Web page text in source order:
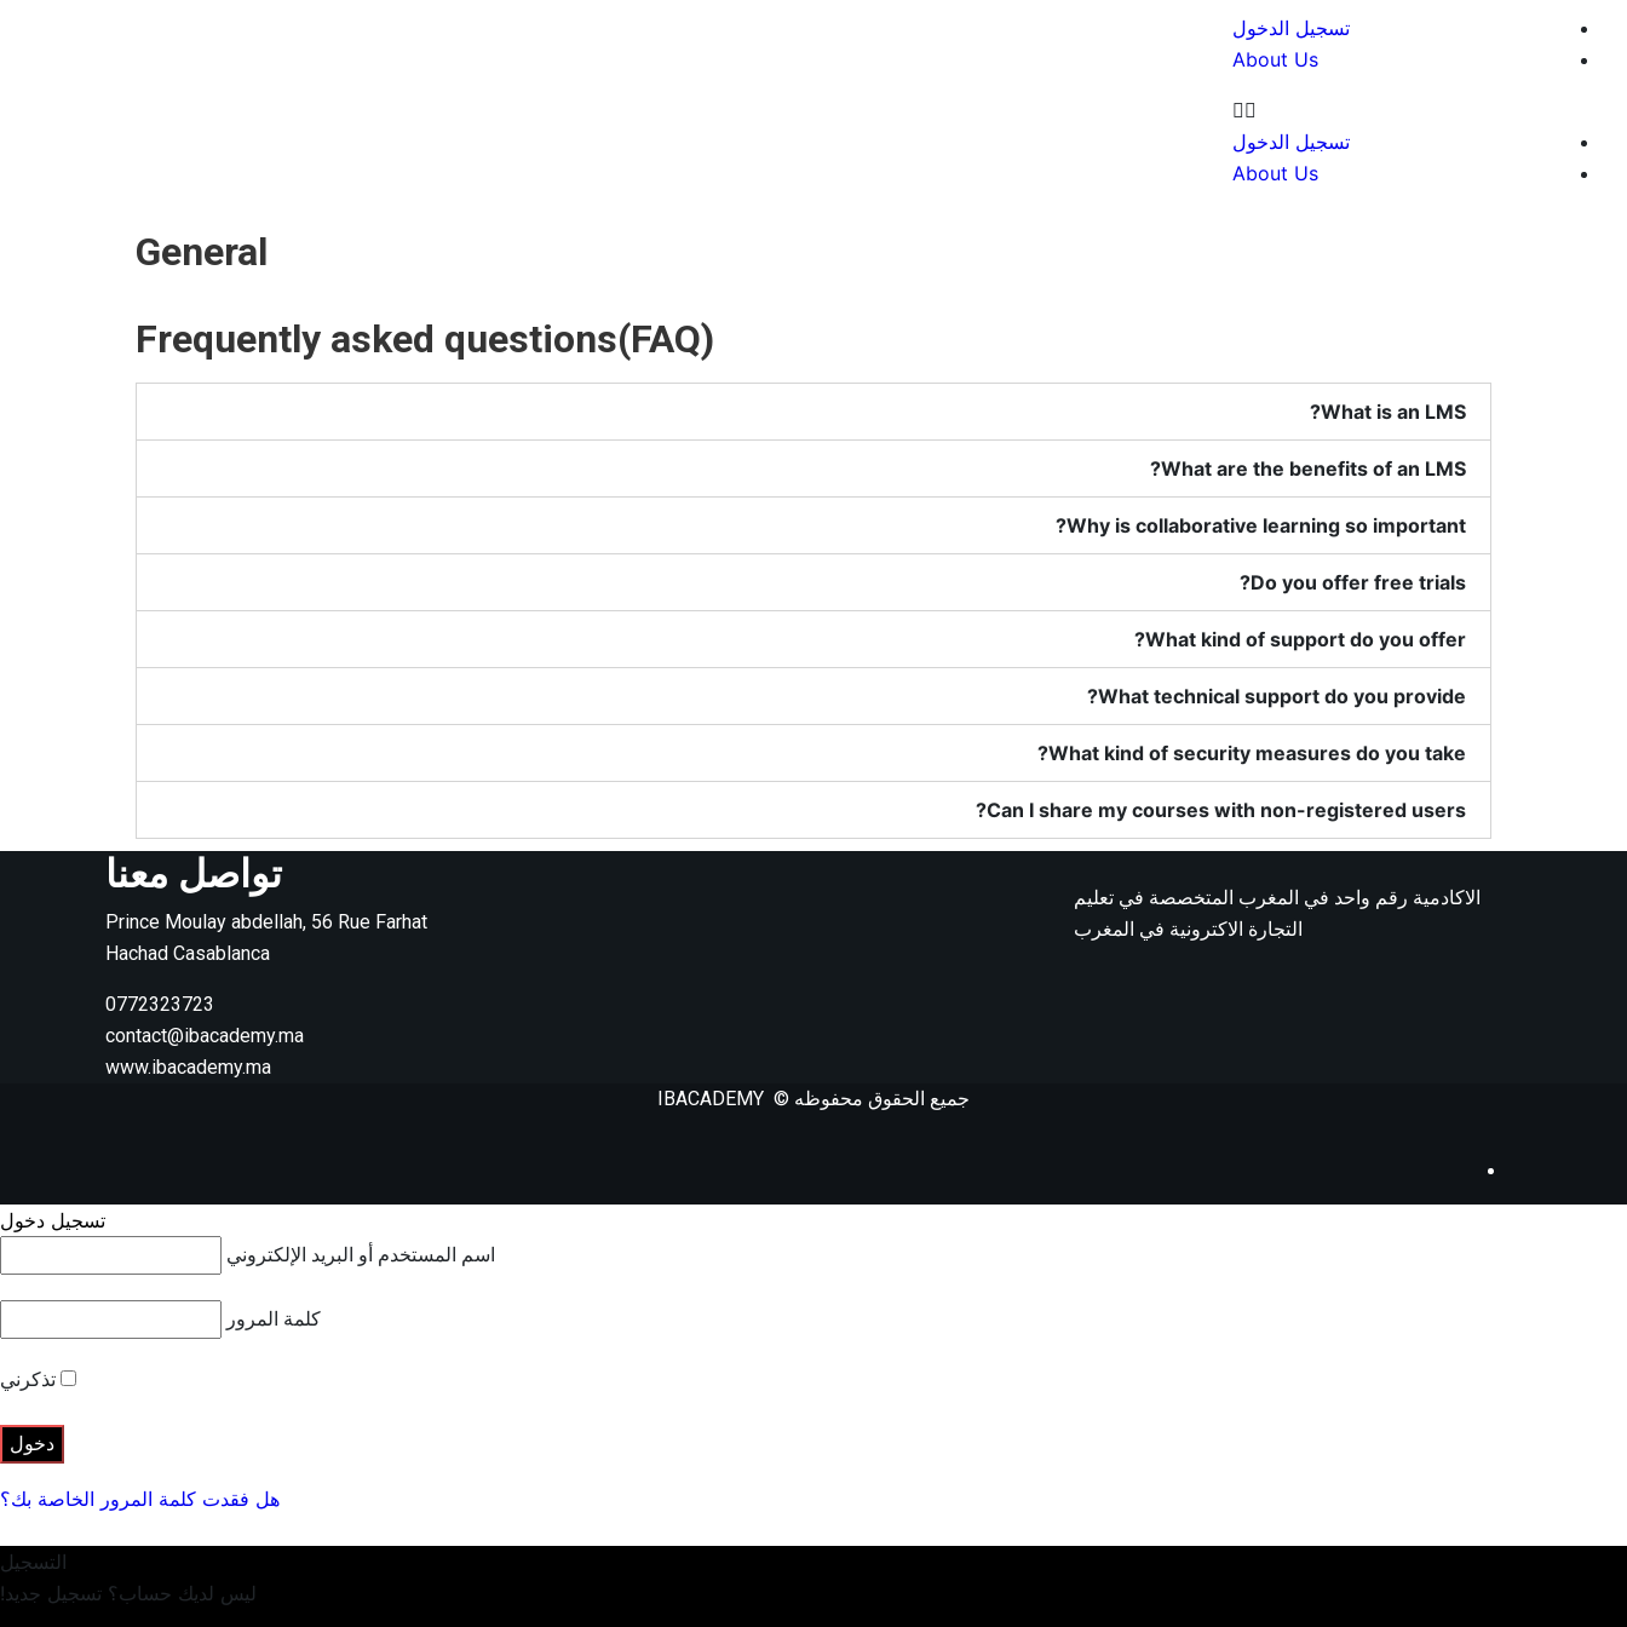
تسجيل الدخول
About Us
تسجيل الدخول
About Us
General
Frequently asked questions(FAQ)
What is an LMS?
What are the benefits of an LMS?
Why is collaborative learning so important?
Do you offer free trials?
What kind of support do you offer?
What technical support do you provide?
What kind of security measures do you take?
Can I share my courses with non-registered users?
الاكادمية رقم واحد في المغرب المتخصصة في تعليم
التجارة الاكترونية في المغرب
تواصل معنا
Prince Moulay abdellah, 56 Rue Farhat
Hachad Casablanca
0772323723
contact@ibacademy.ma
www.ibacademy.ma
جميع الحقوق محفوظه © IBACADEMY
تسجيل دخول
اسم المستخدم أو البريد الإلكتروني
كلمة المرور
تذكرني
هل فقدت كلمة المرور الخاصة بك؟
التسجيل
ليس لديك حساب؟ تسجيل جديد!